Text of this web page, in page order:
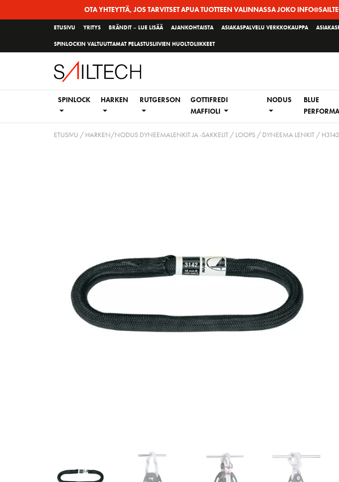
OTA YHTEYTTÄ, JOS TARVITSET APUA TUOTTEEN VALINNASSA JOKO
ETUSIVU YRITYS BRÄNDIT – LUE LISÄÄ AJANKOHTAISTA ASIAKASPALVELU VERKKOKAUPPA
SPINLOCKIN VALTUUTTAMAT PELASTUSLIIVIEN HUOLTOLIIKKEET
SPINLOCK HARKEN RUTGERSON
GOTTIFREDI
MAFFIOLI
NODUS
BLUE
ETUSIVU / HARKEN/NODUS DYNEEMALENKIT JA -SAKKELIT/ LOOPS / DYNEEMA LENKIT/ H3142